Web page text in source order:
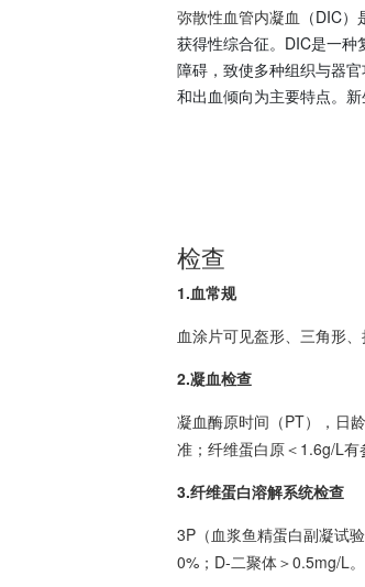
弥散性血管内凝血 （DIC
获得性综合征。DIC是一
障碍，致使多种组织与器
和出血倾向为主要特点。
检查
1.血常规
血涂片可见盔形、三角形
2.凝血检查
凝血酶原时间（PT），日
准；纤维蛋白原＜1.6g/L有
3.纤维蛋白溶解系统检查
3P（血浆鱼精蛋白副凝试
0%；D-二聚体＞0.5mg/L。